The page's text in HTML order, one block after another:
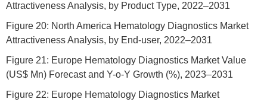
Attractiveness Analysis, by Product Type, 2022–2031
Figure 20: North America Hematology Diagnostics Market
Attractiveness Analysis, by End-user, 2022–2031
Figure 21: Europe Hematology Diagnostics Market Value
(US$ Mn) Forecast and Y-o-Y Growth (%), 2023–2031
Figure 22: Europe Hematology Diagnostics Market